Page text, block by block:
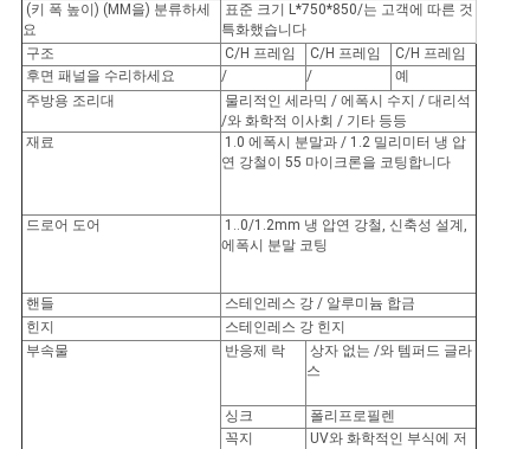
이
트
맵
PRIVACY
POLICY
(키 폭 높이) (MM을) 분류하세
요
표준 크기 L*750*850/는 고객에 따른 것
특화했습니다
구조
C/H 프레임 C/H 프레임
C/H 프레임
후면 패널을 수리하세요
/ /
예
주방용 조리대
물리적인 세라믹 / 에폭시 수지 / 대리석
/와 화학적 이사회 / 기타 등등
재료
1.0 에폭시 분말과 / 1.2 밀리미터 냉 압
연 강철이 55 마이크론을 코팅합니다
드로어 도어
1..0/1.2mm 냉 압연 강철, 신축성 설계,
에폭시 분말 코팅
핸들
스테인레스 강 / 알루미늄 합금
힌지
스테인레스 강 힌지
부속물
반응제 락
상자 없는 /와 템퍼드 글라
스
싱크
폴리프로필렌
꼭지
UV와 화학적인 부식에 저